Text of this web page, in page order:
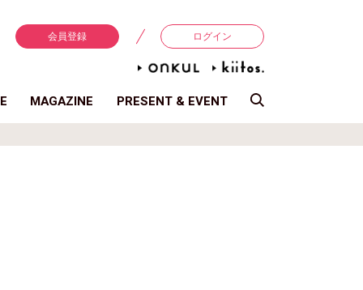
会員登録 ログイン
MAGAZINE PRESENT & EVENT